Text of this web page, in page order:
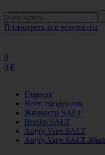
Посмотреть все результаты
0
0 ₽
Главная
Вейп продукция
Жидкости SALT
Brusko SALT
Angry Vape SALT
Angry Vape SALT 30мл